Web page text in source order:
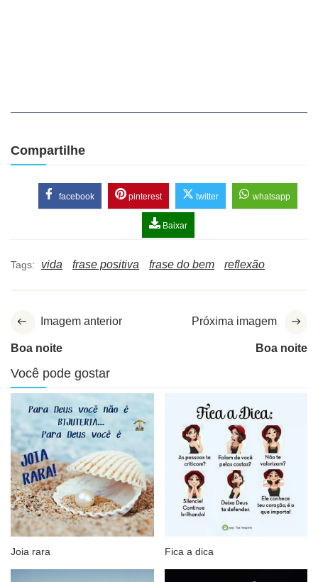
Compartilhe
facebook pinterest twitter whatsapp
Baixar
Tags: vida frase positiva frase do bem reflexão
Imagem anterior
Boa noite
Próxima imagem
Boa noite
Você pode gostar
Joia rara Fica a dica